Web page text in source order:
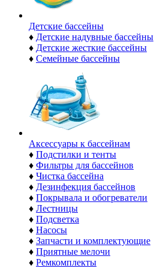
Детские бассейны
♦ Детские надувные бассейны
♦ Детские жесткие бассейны
♦ Семейные бассейны
Аксессуары к бассейнам
♦ Подстилки и тенты
♦ Фильтры для бассейнов
♦ Чистка бассейна
♦ Дезинфекция бассейнов
♦ Покрывала и обогреватели
♦ Лестницы
♦ Подсветка
♦ Насосы
♦ Запчасти и комплектующие
♦ Приятные мелочи
♦ Ремкомплекты